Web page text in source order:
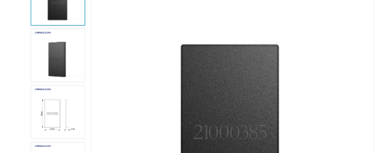
Nederland
عربي
日语
한국어